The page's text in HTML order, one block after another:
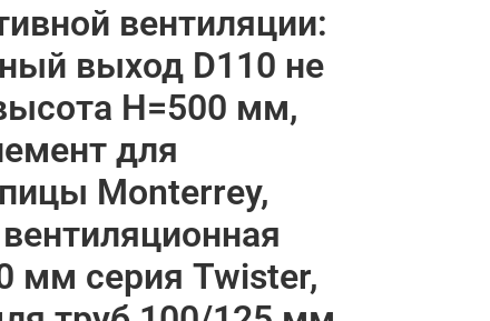
вентиляции:
выход D110 не
H=500 мм,
для
Monterrey,
мм серия Twister,